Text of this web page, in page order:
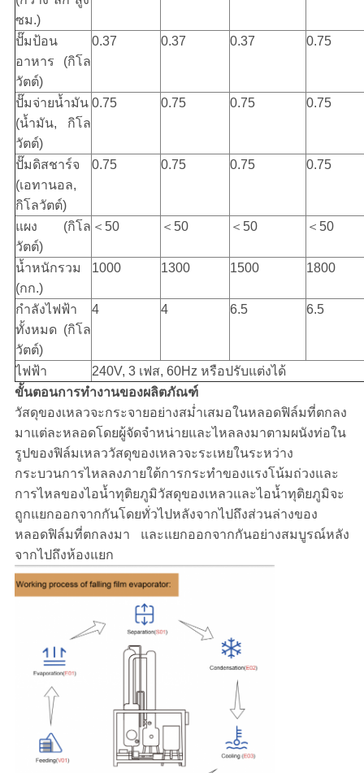
ซม.)
ปั๊มป้อน
อาหาร (กิโล
วัตต์)
0.37 0.37 0.37 0.75
ปั๊มจ่ายน้ำมัน
(น้ำมัน, กิโล
วัตต์)
0.75 0.75 0.75 0.75
ปั๊มดิสชาร์จ
(เอทานอล,
กิโลวัตต์)
0.75 0.75 0.75 0.75
แผง (กิโล
วัตต์)
＜50 ＜50 ＜50 ＜50
น้ำหนักรวม
(กก.)
1000 1300 1500 1800
กำลังไฟฟ้า
ทั้งหมด (กิโล
วัตต์)
4 4 6.5 6.5
ไฟฟ้า
240V, 3 เฟส, 60Hz หรือปรับแต่งได้
ขั้นตอนการทำงานของผลิตภัณฑ์
วัสดุของเหลวจะกระจายอย่างสม่ำเสมอในหลอดฟิล์มที่ตกลง
มาแต่ละหลอดโดยผู้จัดจำหน่ายและไหลลงมาตามผนังท่อใน
รูปของฟิล์มเหลววัสดุของเหลวจะระเหยในระหว่าง
กระบวนการไหลลงภายใต้การกระทำของแรงโน้มถ่วงและ
การไหลของไอน้ำทุติยภูมิวัสดุของเหลวและไอน้ำทุติยภูมิจะ
ถูกแยกออกจากกันโดยทั่วไปหลังจากไปถึงส่วนล่างของ
หลอดฟิล์มที่ตกลงมา และแยกออกจากกันอย่างสมบูรณ์หลัง
จากไปถึงห้องแยก